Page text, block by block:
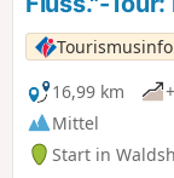
Landebahnen
vorbei. Dieser
verleiht der Route
endet sanft am
Fluss zwischen
einem
Kulisse bietet.
16,99 km
Mittel
Start in